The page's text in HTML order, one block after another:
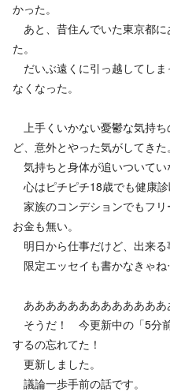
かった。
あと、昔住んでいた東京都
た。
だいぶ遠くに引っ越してし
なくなった。
上手くいかない憂鬱な気持
ど、意外とやった気がしてきた。
気持ちと身体が追いついてい
心はピチピチ18歳でも健康診
家族のコンデションでもフ
お金も無い。
明日から仕事だけど、出来る
限定エッセイも書かなきゃ
あああああああああああああ
そうだ！ 今更新中の「5分
するの忘れてた！
更新しました。
議論一歩手前の話です。